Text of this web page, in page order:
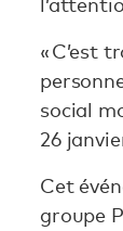
« C’est
social
26
Cet
groupe